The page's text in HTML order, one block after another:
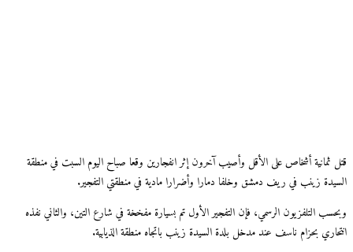
ثمانية أشخاص على الأقل وأصيب آخرون إثر انفجارين وقعا صباح اليوم السبت في منطقة
زينب في ريف دمشق وخلفا دمارا وأضرارا مادية في منطقتي التفجير.
التلفزيون الرسمي، فإن التفجير الأول تم بسيارة مفخخة في شارع التين، والثاني نفذه
بحزام ناسف عند مدخل بلدة السيدة زينب باتجاه منطقة ‫الذيابية.